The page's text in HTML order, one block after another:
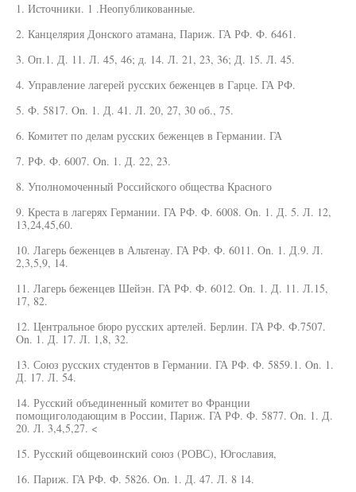
1. Источники. 1 .Неопубликованные.
2. Канцелярия Донского атамана, Париж. ГА РФ. Ф. 6461.
3. Оп.1. Д. 11. Л. 45, 46; д. 14. Л. 21, 23, 36; Д. 15. Л. 45.
4. Управление лагерей русских беженцев в Гарце. ГА РФ.
5. Ф. 5817. On. 1. Д. 41. Л. 20, 27, 30 об., 75.
6. Комитет по делам русских беженцев в Германии. ГА
7. РФ. Ф. 6007. On. 1. Д. 22, 23.
8. Уполномоченный Российского общества Красного
9. Креста в лагерях Германии. ГА РФ. Ф. 6008. On. 1. Д. 5. Л. 12,
13,24,45,60.
10. Лагерь беженцев в Альтенау. ГА РФ. Ф. 6011. On. 1. Д.9. Л.
2,3,5,9, 14.
11. Лагерь беженцев Шейэн. ГА РФ. Ф. 6012. On. 1. Д. 11. Л.15,
17, 82.
12. Центральное бюро русских артелей. Берлин. ГА РФ. Ф.7507.
On. 1. Д. 17. Л. 1,8, 32.
13. Союз русских студентов в Германии. ГА РФ. Ф. 5859.1. On. 1.
Д. 17. Л. 54.
14. Русский объединенный комитет во Франции
помощиголодающим в России, Париж. ГА РФ. Ф. 5877. On. 1. Д.
20. Л. 3,4,5,27. <
15. Русский общевоинский союз (РОВС), Югославия,
16. Париж. ГА РФ. Ф. 5826. On. 1. Д. 47. Л. 8 14.